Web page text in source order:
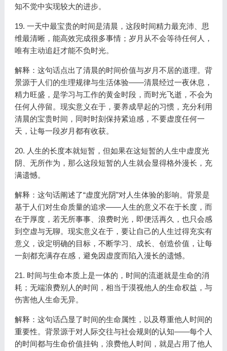
知不觉中实现较大的进步。
19. 一天中最宝贵的时间是清晨，这段时间精力最充沛、思
维最清晰，能高效完成很多事情；岁月从不会等待任何人，
唯有主动追赶才能不负时光。
解释：这句话点出了清晨的时间价值与岁月不居的道理。背
景源于人们的生理规律与生活体验——清晨经过一夜休息，
精力旺盛，是学习与工作的黄金时段，而时光飞逝，不会为
任何人停留。现实意义在于，要养成早起的习惯，充分利用
清晨的宝贵时间，同时时刻保持紧迫感，不要虚度任何一
天，让每一段岁月都有收获。
20. 人生的长度本就短暂，但如果在这短暂的人生中虚度光
阴、无所作为，那么这段短暂的人生就会显得格外漫长，充
满遗憾。
解释：这句话阐述了“虚度光阴”对人生体验的影响。背景是
基于人们对生命质量的追求——人生的意义不在于长度，而
在于厚度，若无所事事、浪费时光，即便活再久，也只会感
到空虚与无聊。现实意义在于，要让自己的人生过得充实有
意义，设定明确的目标，不断学习、成长、创造价值，让每
一刻都充满存在感，避免因虚度而陷入漫长的遗憾。
21. 时间与生命本质上是一体的，时间的流逝就是生命的消
耗；无端浪费别人的时间，相当于漠视他人的生命权益，与
伤害他人生命无异。
解释：这句话凸显了时间的生命属性，以及尊重他人时间的
重要性。背景源于对人际交往与社会规则的认知——每个人
的时间都与生命价值挂钩，浪费他人时间，就是占用了他人